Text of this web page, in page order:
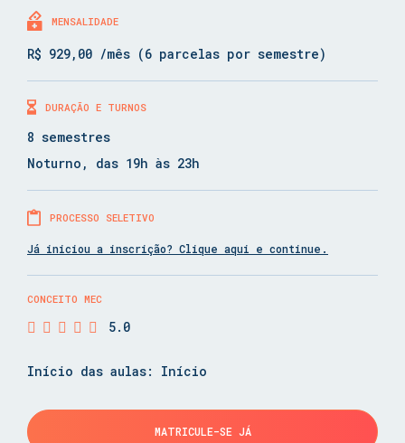
MENSALIDADE
R$ 929,00 /mês (6 parcelas por semestre)
DURAÇÃO E TURNOS
8 semestres
Noturno, das 19h às 23h
PROCESSO SELETIVO
Já iniciou a inscrição? Clique aqui e continue.
CONCEITO MEC
5.0
Início das aulas: Início
MATRICULE-SE JÁ